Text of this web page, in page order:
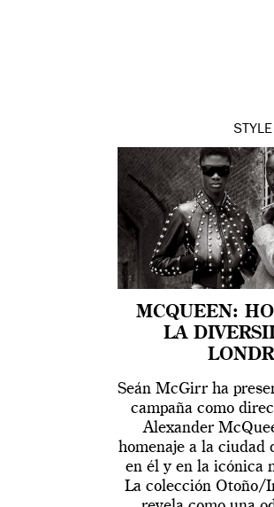
STYLE
MCQUEEN:
LA
Seán McGirr ha
campaña como
Alexander
homenaje a la ciudad
en él y en la icónica
La colección Otoño/